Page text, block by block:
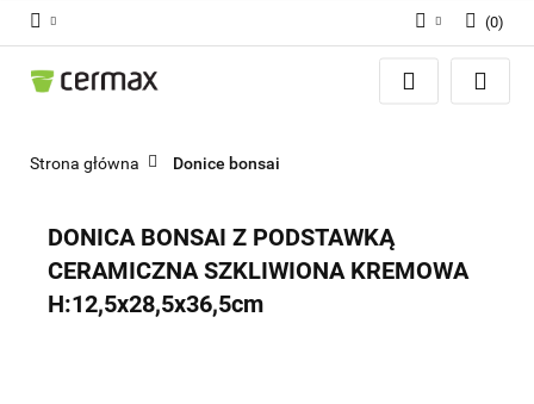
Zaloguj się
(0)
Strona główna Donice bonsai
DONICA BONSAI Z PODSTAWKĄ
CERAMICZNA SZKLIWIONA KREMOWA
H:12,5x28,5x36,5cm